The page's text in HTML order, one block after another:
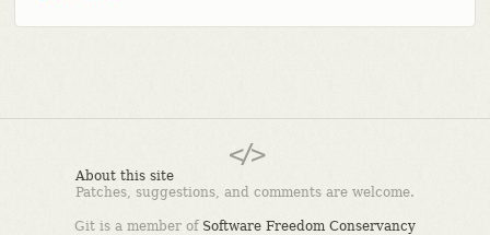
About this site
Patches, suggestions, and comments are welcome.
Git is a member of Software Freedom Conservancy